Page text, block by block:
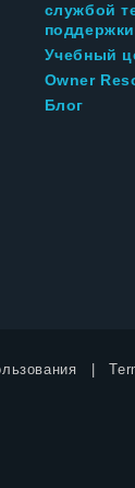
службой
поддержки
Учебный
Owner
Блог